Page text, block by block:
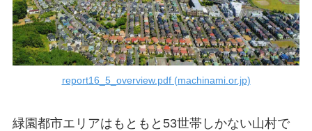
report16_5_overview.pdf (machinami.or.jp)
緑園都市エリアはもともと53世帯しかない山村で